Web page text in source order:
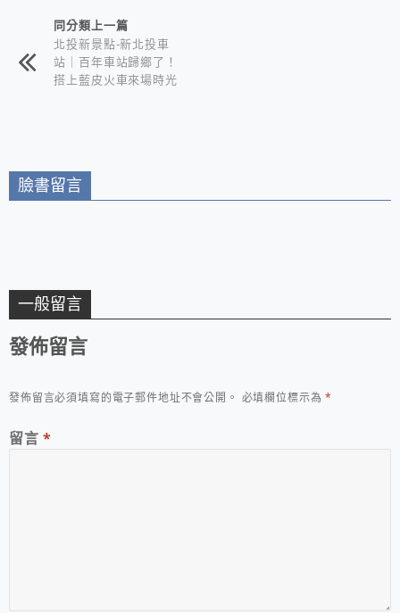
相連文章同分類上一篇
北投新景點-新北投車
站｜百年車站歸鄉了！
搭上藍皮火車來場時光
臉書留言
一般留言
發佈留言
發佈留言必須填寫的電子郵件地址不會公開。 必填欄位標示為*
留言 *